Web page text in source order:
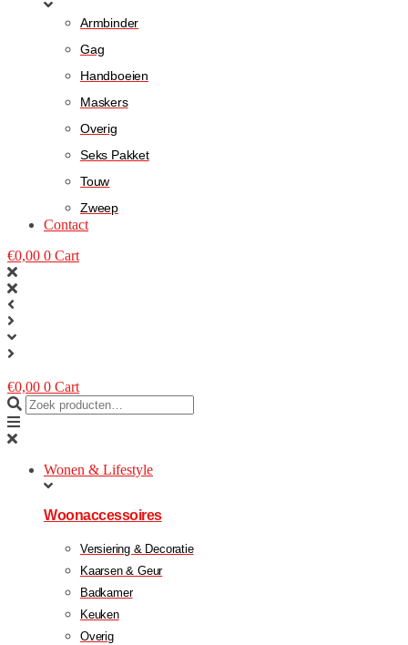
Armbinder
Gag
Handboeien
Maskers
Overig
Seks Pakket
Touw
Zweep
Contact
€0,00 0 Cart
€0,00 0 Cart
Wonen & Lifestyle
Woonaccessoires
Versiering & Decoratie
Kaarsen & Geur
Badkamer
Keuken
Overig